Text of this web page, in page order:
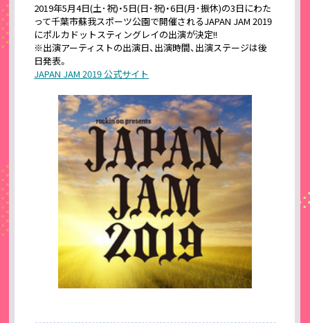
2019年5月4日(土･祝)・5日(日･祝)・6日(月･振休)の3日にわた
って千葉市蘇我スポーツ公園で開催されるJAPAN JAM 2019
にポルカドットスティングレイの出演が決定!!
※出演アーティストの出演日、出演時間、出演ステージは後
日発表。
JAPAN JAM 2019 公式サイト